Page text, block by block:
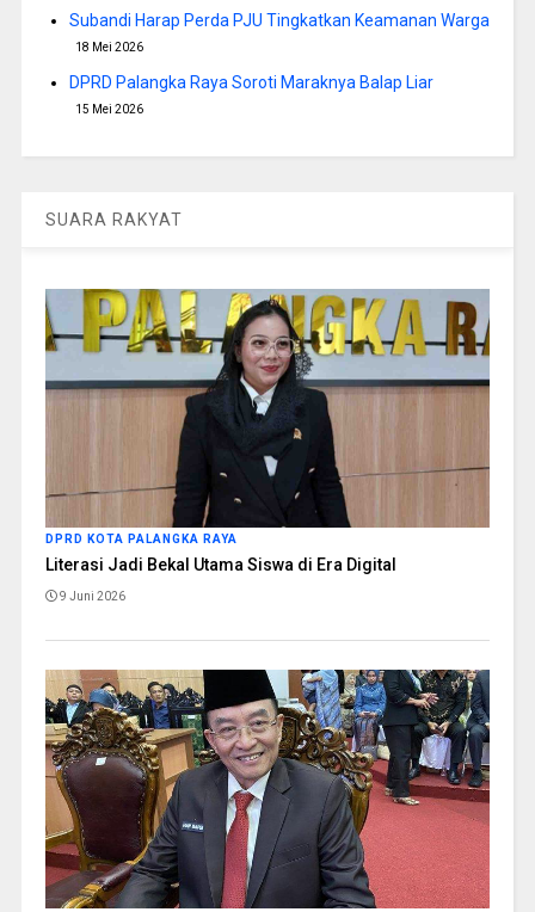
Subandi Harap Perda PJU Tingkatkan Keamanan Warga
18 Mei 2026
DPRD Palangka Raya Soroti Maraknya Balap Liar
15 Mei 2026
SUARA RAKYAT
DPRD KOTA PALANGKA RAYA
Literasi Jadi Bekal Utama Siswa di Era Digital
9 Juni 2026